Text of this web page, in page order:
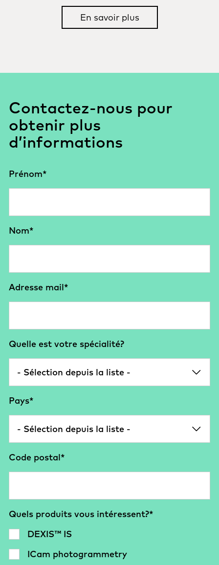
En savoir plus
Contactez-nous pour
obtenir plus
d’informations
Prénom*
Nom*
Adresse mail*
Quelle est votre spécialité?
Pays*
Code postal*
Quels produits vous intéressent?*
DEXIS™ IS
ICam photogrammetry